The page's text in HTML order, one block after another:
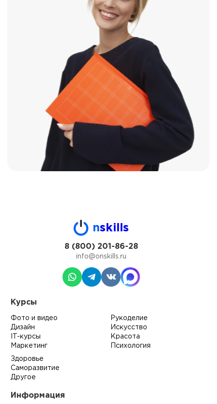
nskills
8 (800) 201-86-28
info@onskills.ru
Курсы
Фото и видео
Дизайн
IT-курсы
Маркетинг
Рукоделие
Искусство
Красота
Психология
Здоровье
Саморазвитие
Другое
Информация